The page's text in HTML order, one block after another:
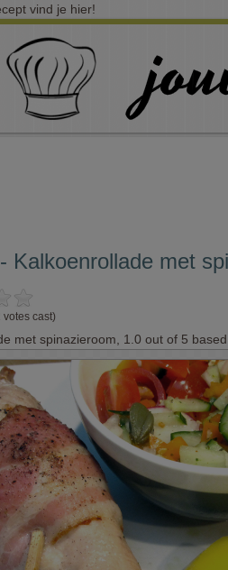
vind je hier!
Kalkoenrollade met
votes cast)
met spinazieroom 1.0 out of 5